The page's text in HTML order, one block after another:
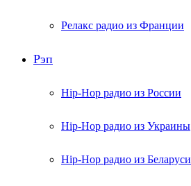
Релакс радио из Франции
Рэп
Hip-Hop радио из России
Hip-Hop радио из Украины
Hip-Hop радио из Беларуси